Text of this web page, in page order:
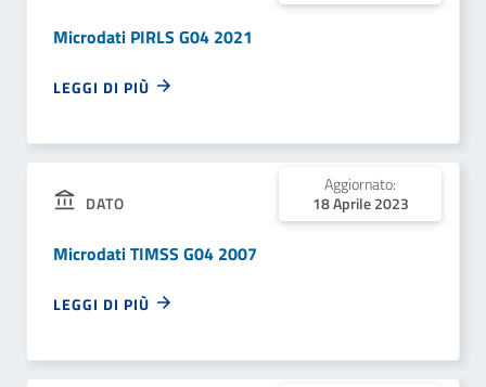
Microdati PIRLS G04 2021
LEGGI DI PIÙ
DATO
Aggiornato:
18 Aprile 2023
Microdati TIMSS G04 2007
LEGGI DI PIÙ